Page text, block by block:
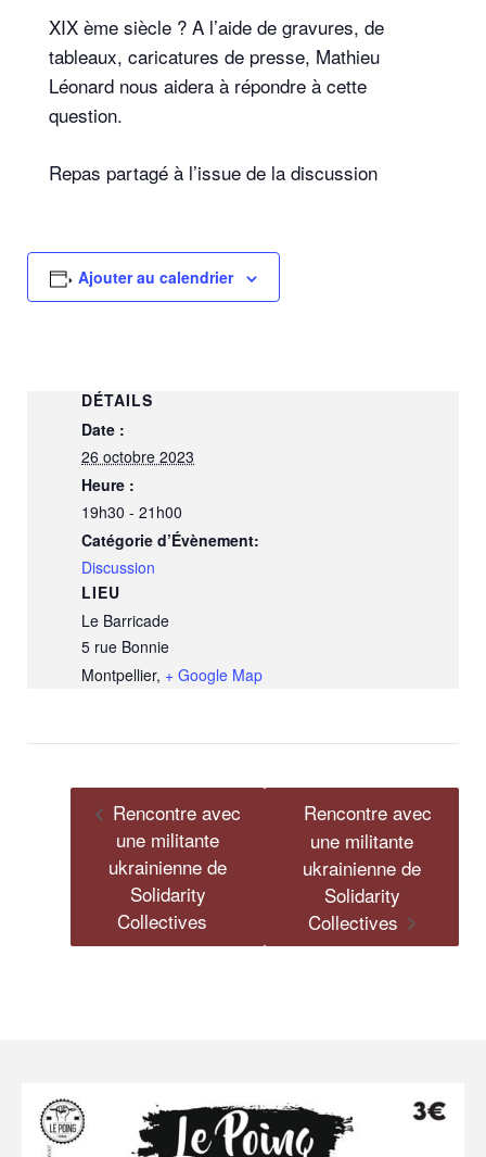
XIX ème siècle ? A l’aide de gravures, de
tableaux, caricatures de presse, Mathieu
Léonard nous aidera à répondre à cette
question.
Repas partagé à l’issue de la discussion
Ajouter au calendrier
DÉTAILS
Date :
26 octobre 2023
Heure :
19h30 - 21h00
Catégorie d’Évènement:
Discussion
LIEU
Le Barricade
5 rue Bonnie
Montpellier, + Google Map
Rencontre avec
une militante
ukrainienne de
Solidarity
Collectives
Rencontre avec
une militante
ukrainienne de
Solidarity
Collectives